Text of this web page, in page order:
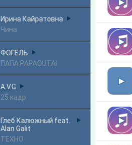
Ирина Кайратовна
Чина
ФОГЕЛЬ
ПАПА PAPAOUTAI
A.V.G
25 кадр
Глеб Калюжный feat.
Alan Galit
ТЕХНО